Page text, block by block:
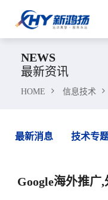
NEWS
最新资讯
HOME 信息技术
最新消息 技术专
Google海外推广